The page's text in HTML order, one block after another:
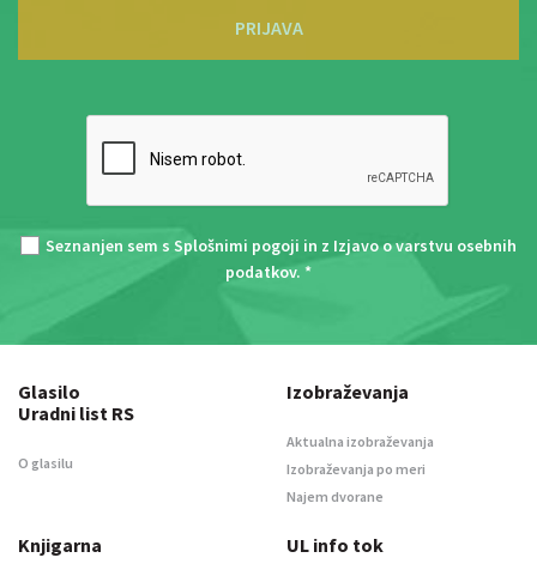
PRIJAVA
Seznanjen sem s Splošnimi pogoji in z Izjavo o varstvu osebnih
podatkov. *
Glasilo
Uradni list RS
O glasilu
Izobraževanja
Aktualna izobraževanja
Izobraževanja po meri
Najem dvorane
Knjigarna UL info tok